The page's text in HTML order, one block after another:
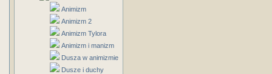
Animizm
Animizm 2
Animizm Tylora
Animizm i manizm
Dusza w animizmie
Dusze i duchy